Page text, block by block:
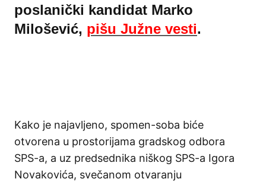
poslanički kandidat Marko
Milošević, pišu Južne vesti.
Kako je najavljeno, spomen-soba biće
otvorena u prostorijama gradskog odbora
SPS-a, a uz predsednika niškog SPS-a Igora
Novakovića, svečanom otvaranju